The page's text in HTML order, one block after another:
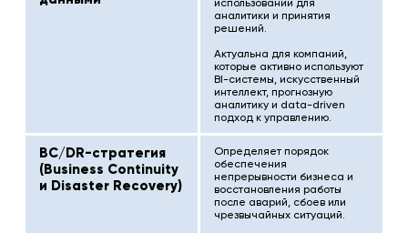
использовании для
аналитики и принятия
решений.
Актуальна для компаний,
которые активно используют
BI-системы, искусственный
интеллект, прогнозную
аналитику и data-driven
подход к управлению.
BC/DR-стратегия
(Business Continuity
и Disaster Recovery)
Определяет порядок
обеспечения
непрерывности бизнеса и
восстановления работы
после аварий, сбоев или
чрезвычайных ситуаций.